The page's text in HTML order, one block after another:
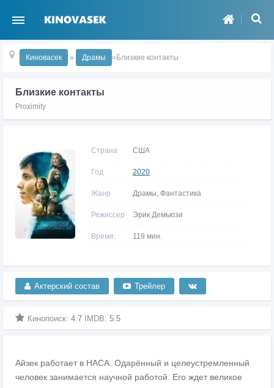
Киновасек » Драмы »Близкие контакты
Близкие контакты
Proximity
Страна США
Год 2020
Жанр Драмы, Фантастика
Режиссер Эрик Демьюзи
Время: 119 мин.
Актерский состав Трейлер
Кинопоиск: 4.7 IMDB: 5.5
Айзек работает в НАСА. Одарённый и целеустремленный
человек занимается научной работой. Его ждет великое